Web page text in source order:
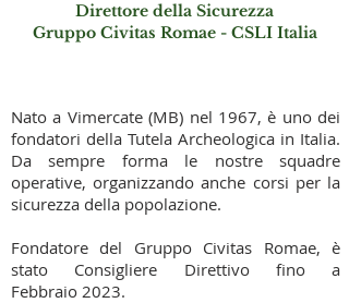
Direttore della Sicurezza
Gruppo Civitas Romae - CSLI Italia
Nato a Vimercate (MB) nel 1967, è uno dei
fondatori della Tutela Archeologica in Italia.
Da sempre forma le nostre squadre
operative, organizzando anche corsi per la
sicurezza della popolazione.
Fondatore del Gruppo Civitas Romae, è
stato Consigliere Direttivo fino a
Febbraio 2023.